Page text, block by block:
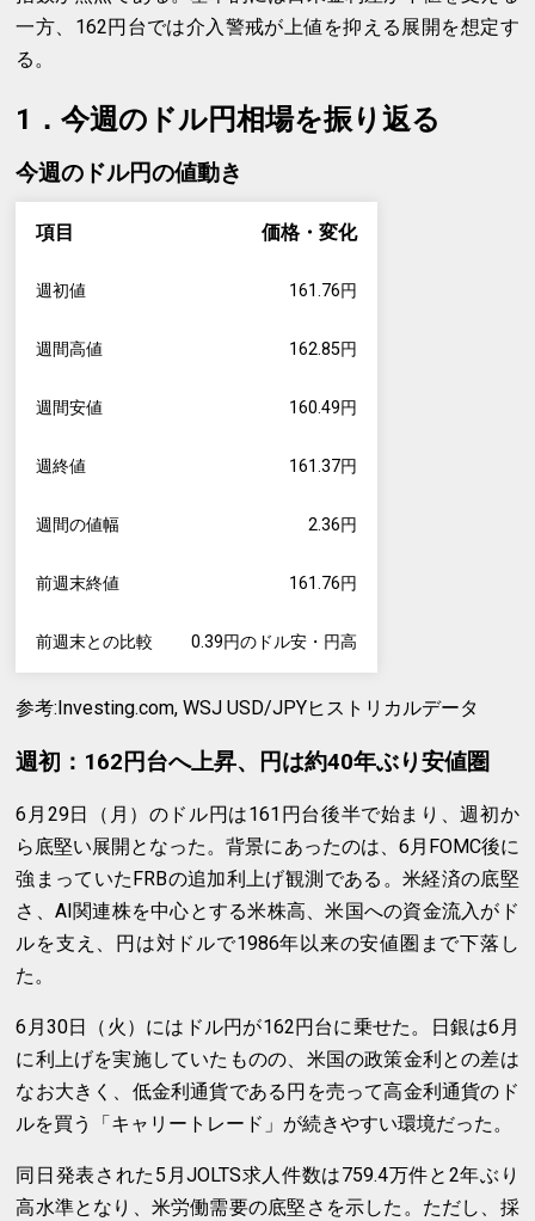
一方、162円台では介入警戒が上値を抑える展開を想定す
る。
1．今週のドル円相場を振り返る
今週のドル円の値動き
項目 価格・変化
週初値 161.76円
週間高値 162.85円
週間安値 160.49円
週終値 161.37円
週間の値幅 2.36円
前週末終値 161.76円
前週末との比較 0.39円のドル安・円高
参考:Investing.com, WSJ USD/JPYヒストリカルデータ
週初：162円台へ上昇、円は約40年ぶり安値圏
6月29日（月）のドル円は161円台後半で始まり、週初か
ら底堅い展開となった。背景にあったのは、6月FOMC後に
強まっていたFRBの追加利上げ観測である。米経済の底堅
さ、AI関連株を中心とする米株高、米国への資金流入がド
ルを支え、円は対ドルで1986年以来の安値圏まで下落し
た。
6月30日（火）にはドル円が162円台に乗せた。日銀は6月
に利上げを実施していたものの、米国の政策金利との差は
なお大きく、低金利通貨である円を売って高金利通貨のド
ルを買う「キャリートレード」が続きやすい環境だった。
同日発表された5月JOLTS求人件数は759.4万件と2年ぶり
高水準となり、米労働需要の底堅さを示した。ただし、採